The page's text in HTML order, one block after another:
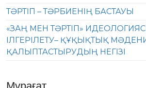
ТӘРТІП – ТӘРБИЕНІҢ БАСТАУЫ
«ЗАҢ МЕН ТӘРТІП»
ІЛГЕРІЛЕТУ– ҚҰҚЫҚТЫҚ
ҚАЛЫПТАСТЫРУДЫҢ НЕГІЗІ